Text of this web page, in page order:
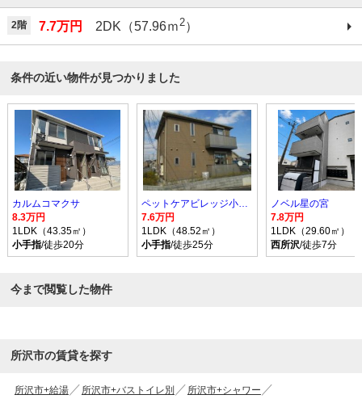
2階 7.7万円 2DK（57.96ｍ2）
条件の近い物件が見つかりました
カルムコマクサ
8.3万円
1LDK（43.35㎡）
小手指/徒歩20分
ペットケアビレッジ小手指南Ｈ
7.6万円
1LDK（48.52㎡）
小手指/徒歩25分
ノベル星の宮
7.8万円
1LDK（29.60㎡）
西所沢/徒歩7分
今まで閲覧した物件
所沢市の賃貸を探す
所沢市+給湯 所沢市+バストイレ別
所沢市+シャワー